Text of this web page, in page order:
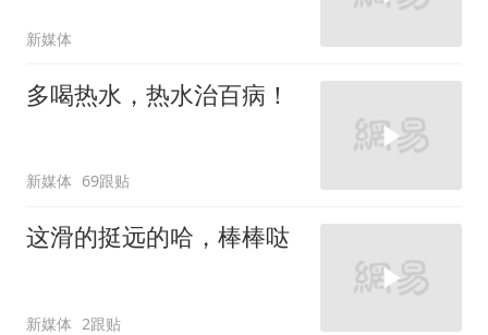
新媒体
多喝热水，热水治百病！
新媒体 69跟贴
这滑的挺远的哈，棒棒哒
新媒体 2跟贴